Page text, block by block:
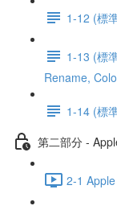
1-12 (標
1-13 (標
Rename,
1-14 (標
第二部分 -
2-1